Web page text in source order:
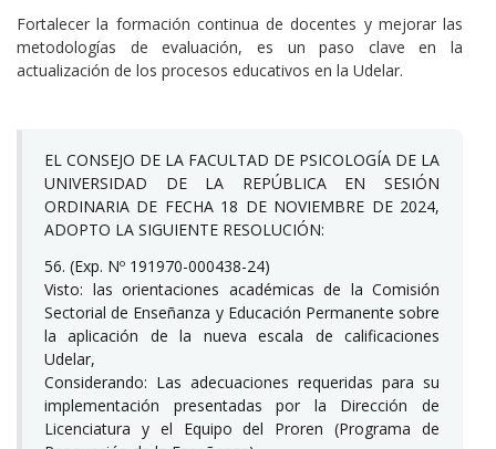
Fortalecer la formación continua de docentes y mejorar las
metodologías de evaluación, es un paso clave en la
actualización de los procesos educativos en la Udelar.
EL CONSEJO DE LA FACULTAD DE PSICOLOGÍA DE LA
UNIVERSIDAD DE LA REPÚBLICA EN SESIÓN
ORDINARIA DE FECHA 18 DE NOVIEMBRE DE 2024,
ADOPTO LA SIGUIENTE RESOLUCIÓN:
56. (Exp. Nº 191970-000438-24)
Visto: las orientaciones académicas de la Comisión
Sectorial de Enseñanza y Educación Permanente sobre
la aplicación de la nueva escala de calificaciones
Udelar,
Considerando: Las adecuaciones requeridas para su
implementación presentadas por la Dirección de
Licenciatura y el Equipo del Proren (Programa de